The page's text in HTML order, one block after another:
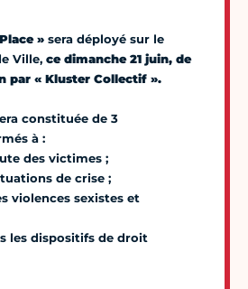
» sera déployé sur le
Ville, ce dimanche 21 juin, de
par « Kluster Collectif ».
constituée de 3
à :
des victimes ;
de crise ;
violences sexistes et
les dispositifs de droit